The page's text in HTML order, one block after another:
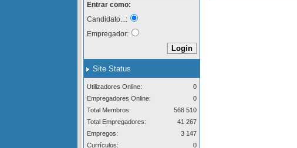
Entrar como:
Candidato...:
Empregador:
Site Status
Utilizadores Online:
0
Empregadores Online:
0
Total Membros:
568 510
Total Empregadores:
41 267
Empregos:
3 147
Currículos:
0